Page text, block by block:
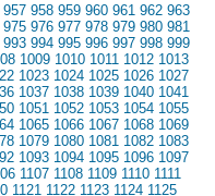
957 958 959 960 961 962 963
975 976 977 978 979 980 981
993 994 995 996 997 998 999
1009 1010 1011 1012 1013
1023 1024 1025 1026 1027
1037 1038 1039 1040 1041
1051 1052 1053 1054 1055
1065 1066 1067 1068 1069
1079 1080 1081 1082 1083
1093 1094 1095 1096 1097
1107 1108 1109 1110 1111
1121 1122 1123 1124 1125